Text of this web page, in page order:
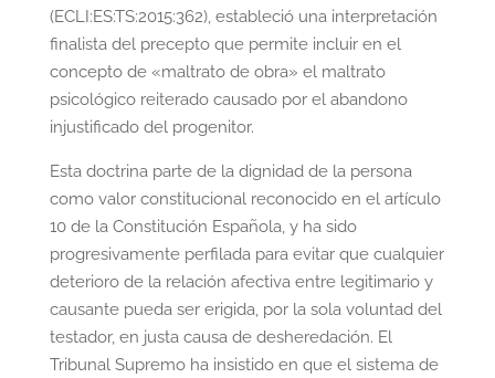
(ECLI:ES:TS:2015:362), estableció una interpretación
finalista del precepto que permite incluir en el
concepto de «maltrato de obra» el maltrato
psicológico reiterado causado por el abandono
injustificado del progenitor.
Esta doctrina parte de la dignidad de la persona
como valor constitucional reconocido en el artículo
10 de la Constitución Española, y ha sido
progresivamente perfilada para evitar que cualquier
deterioro de la relación afectiva entre legitimario y
causante pueda ser erigida, por la sola voluntad del
testador, en justa causa de desheredación. El
Tribunal Supremo ha insistido en que el sistema de